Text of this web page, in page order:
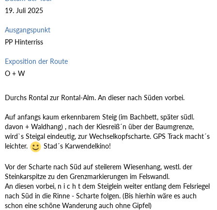
19. Juli 2025
Ausgangspunkt
PP Hinterriss
Exposition der Route
O + W
Durchs Rontal zur Rontal-Alm. An dieser nach Süden vorbei.
Auf anfangs kaum erkennbarem Steig (im Bachbett, später südl.
davon + Waldhang) , nach der Kiesreiß´n über der Baumgrenze,
wird`s Steigal eindeutig, zur Wechselkopfscharte. GPS Track macht´s
leichter.
Stad´s Karwendelkino!
Vor der Scharte nach Süd auf steilerem Wiesenhang, westl. der
Steinkarspitze zu den Grenzmarkierungen im Felswandl.
An diesen vorbei, n i c h t dem Steiglein weiter entlang dem Felsriegel
nach Süd in die Rinne - Scharte folgen. (Bis hierhin wäre es auch
schon eine schöne Wanderung auch ohne Gipfel)